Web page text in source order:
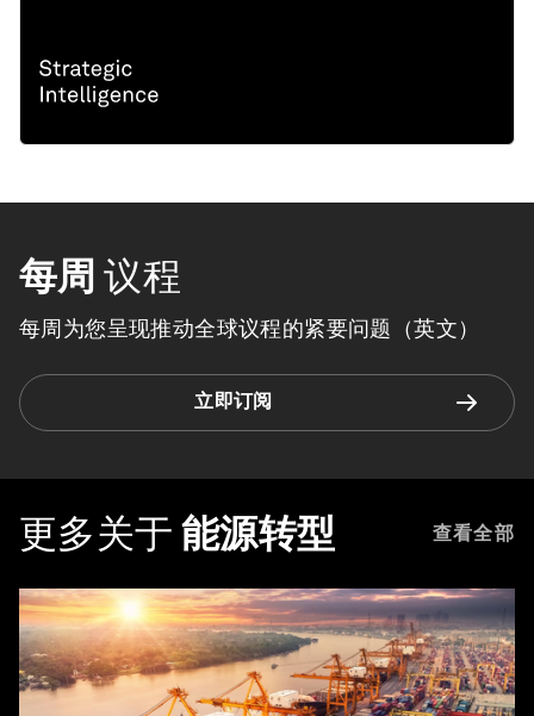
每周 议程
每周为您呈现推动全球议程的紧要问题（英文）
立即订阅
更多关于 能源转型 查看全部